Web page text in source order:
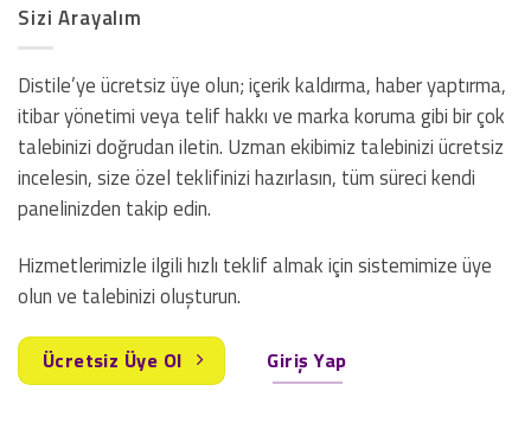
Sizi Arayalım
Distile’ye ücretsiz üye olun; içerik kaldırma, haber yaptırma,
itibar yönetimi veya telif hakkı ve marka koruma gibi bir çok
talebinizi doğrudan iletin. Uzman ekibimiz talebinizi ücretsiz
incelesin, size özel teklifinizi hazırlasın, tüm süreci kendi
panelinizden takip edin.
Hizmetlerimizle ilgili hızlı teklif almak için sistemimize üye
olun ve talebinizi oluşturun.
Ücretsiz Üye Ol Giriş Yap